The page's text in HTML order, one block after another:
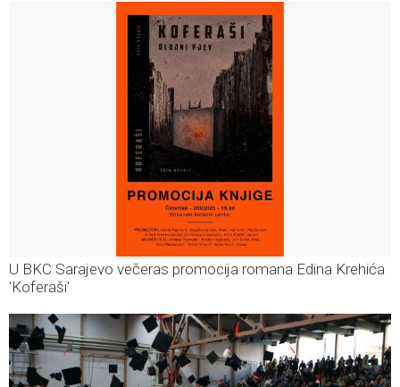
U BKC Sarajevo večeras promocija romana Edina Krehića
'Koferaši'